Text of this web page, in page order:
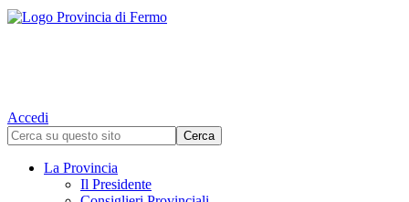
Accedi
La Provincia
Il Presidente